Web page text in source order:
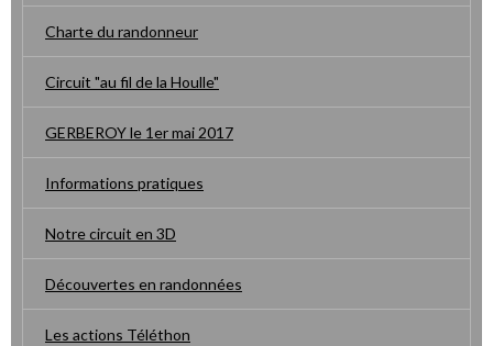
Charte du randonneur
Circuit "au fil de la Houlle"
GERBEROY le 1er mai 2017
Informations pratiques
Notre circuit en 3D
Découvertes en randonnées
Les actions Téléthon